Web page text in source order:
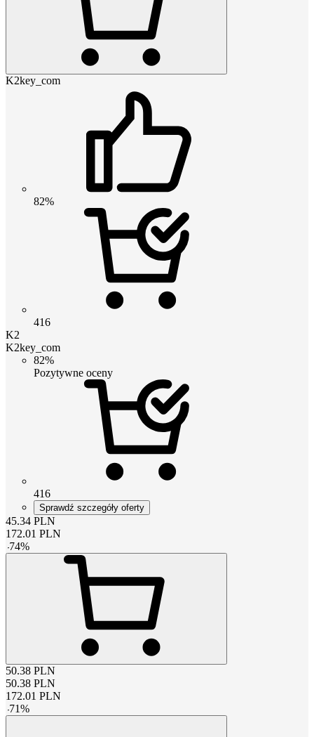
K2key_com
82%
416
K2
K2key_com
82%
Pozytywne oceny
416
Sprawdź szczegóły oferty
45.34 PLN
172.01 PLN
-74%
50.38 PLN
50.38 PLN
172.01 PLN
-71%